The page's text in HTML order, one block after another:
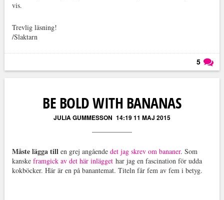
vis.
Trevlig läsning!
/Slaktarn
5
BE BOLD WITH BANANAS
JULIA GUMMESSON 14:19 11 MAJ 2015
Måste lägga till en grej angående det jag skrev om bananer. Som
kanske framgick av det här inläggethar jag en fascination för udda
kokböcker. Här är en på banantemat. Titeln får fem av fem i betyg.